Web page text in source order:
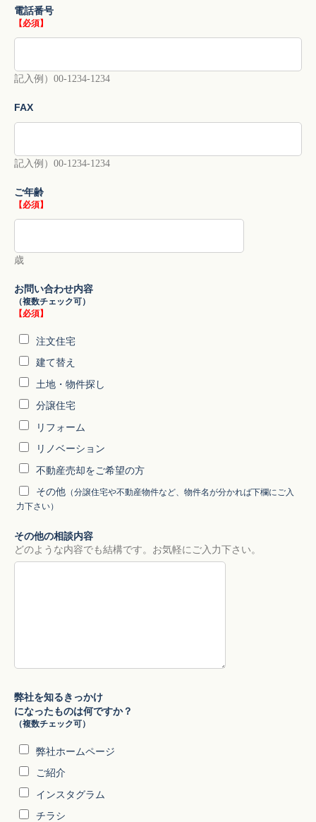
電話番号
【必須】
記入例）00-1234-1234
FAX
記入例）00-1234-1234
ご年齢
【必須】
歳
お問い合わせ内容
（複数チェック可）
【必須】
注文住宅
建て替え
土地・物件探し
分譲住宅
リフォーム
リノベーション
不動産売却をご希望の方
その他 （分譲住宅や不動産物件など、物件名が分かれば下欄にご入
力下さい）
その他の相談内容
どのような内容でも結構です。お気軽にご入力下さい。
弊社を知るきっかけ
になったものは何ですか？
（複数チェック可）
弊社ホームページ
ご紹介
インスタグラム
チラシ